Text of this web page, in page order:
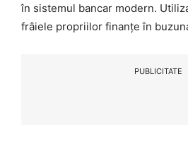
în sistemul bancar modern.
frâiele propriilor finanțe în
PUBLICITATE